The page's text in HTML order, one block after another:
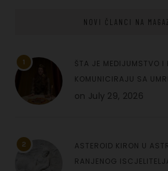
NOVI ČLANCI NA
1
ŠTA JE MEDIJUMSTVO I
KOMUNICIRAJU SA
on July 29, 2026
2
ASTEROID KIRON U
RANJENOG